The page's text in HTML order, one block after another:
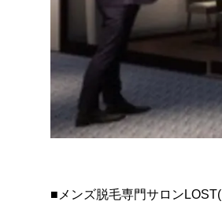
■メンズ脱毛専門サロン